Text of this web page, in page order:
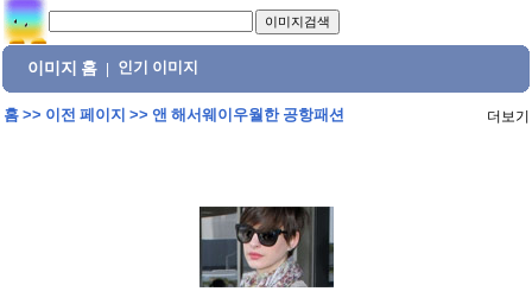
이미지 홈 인기 이미지
홈>> 이전 페이지 >> 앤 해서웨이우월한 공항패션 더보기